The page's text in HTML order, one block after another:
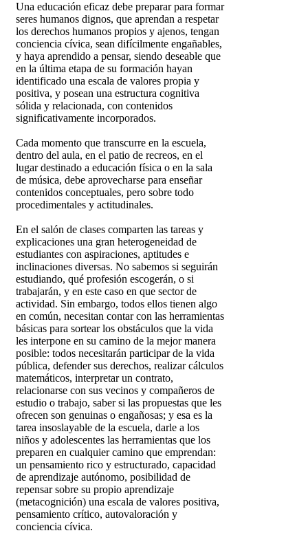
Una educación eficaz debe preparar para formar
seres humanos dignos, que aprendan a respetar
los derechos humanos propios y ajenos, tengan
conciencia cívica, sean difícilmente engañables,
y haya aprendido a pensar, siendo deseable que
en la última etapa de su formación hayan
identificado una escala de valores propia y
positiva, y posean una estructura cognitiva
sólida y relacionada, con contenidos
significativamente incorporados.
Cada momento que transcurre en la escuela,
dentro del aula, en el patio de recreos, en el
lugar destinado a educación física o en la sala
de música, debe aprovecharse para enseñar
contenidos conceptuales, pero sobre todo
procedimentales y actitudinales.
En el salón de clases comparten las tareas y
explicaciones una gran heterogeneidad de
estudiantes con aspiraciones, aptitudes e
inclinaciones diversas. No sabemos si seguirán
estudiando, qué profesión escogerán, o si
trabajarán, y en este caso en que sector de
actividad. Sin embargo, todos ellos tienen algo
en común, necesitan contar con las herramientas
básicas para sortear los obstáculos que la vida
les interpone en su camino de la mejor manera
posible: todos necesitarán participar de la vida
pública, defender sus derechos, realizar cálculos
matemáticos, interpretar un contrato,
relacionarse con sus vecinos y compañeros de
estudio o trabajo, saber si las propuestas que les
ofrecen son genuinas o engañosas; y esa es la
tarea insoslayable de la escuela, darle a los
niños y adolescentes las herramientas que los
preparen en cualquier camino que emprendan:
un pensamiento rico y estructurado, capacidad
de aprendizaje autónomo, posibilidad de
repensar sobre su propio aprendizaje
(metacognición) una escala de valores positiva,
pensamiento crítico, autovaloración y
conciencia cívica.